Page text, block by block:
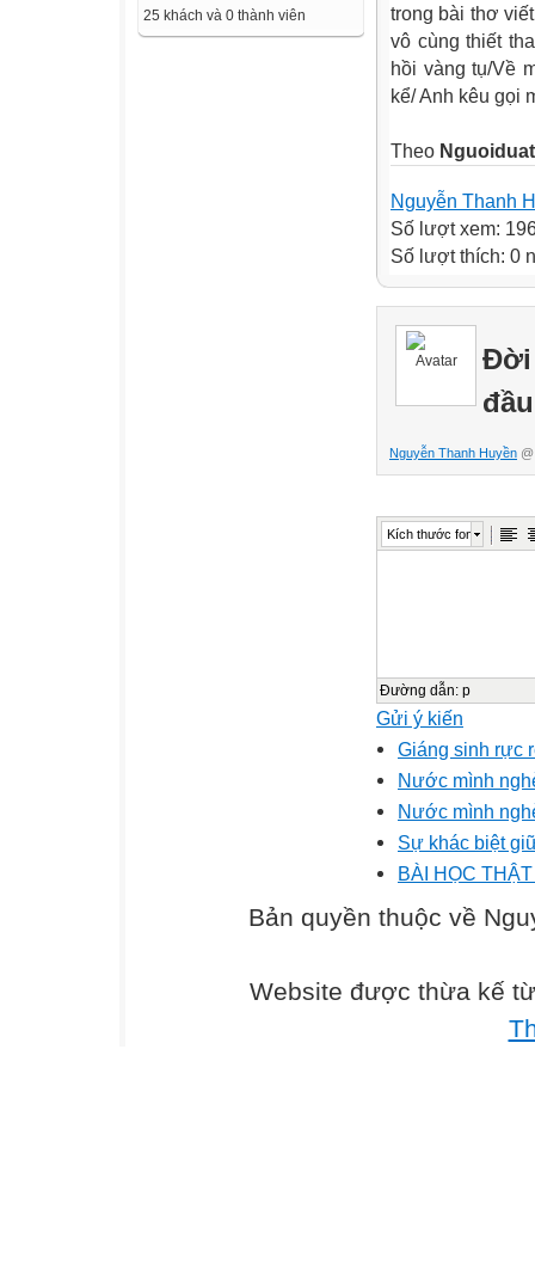
25 khách và 0 thành viên
trong bài thơ
vô cùng thiết
hồi vàng tụ/Về
kể/ Anh kêu gọi
Theo
Nguyễn Thanh
Số lượt xem:
Số lượt thích: 0
Đời
Nguyễn Thanh Huyền
Kích thước font
Đường dẫn: p
Gửi ý kiến
Giáng sinh rực
Nước mình
Nước mình
Sự khác biệt
BÀI HỌC
Bản quyền thuộc về
Website được thừa kế